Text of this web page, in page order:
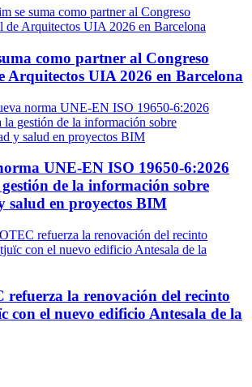
como partner al Congreso
Arquitectos UIA 2026 en Barcelona
UNE-EN ISO 19650-6:2026
de la información sobre
salud en proyectos BIM
refuerza la renovación del recinto
con el nuevo edificio Antesala de la